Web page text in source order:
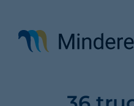
contenuto
principale